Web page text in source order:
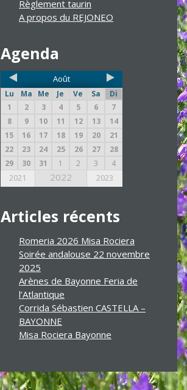
Règlement taurin
A propos du REJONEO
Agenda
Août
Lu Ma Me Je Ve Sa
Di
1
2 3 4 5 6
7
8
9 10 11 12 13
14
15
16 17 18 19 20
21
22
23 24 25 26 27
28
29
30 31 1 2 3 4
2021 2022 2023
Articles récents
Romeria 2026 Misa Rociera
Soirée andalouse 22 novembre
2025
Arènes de Bayonne Feria de
l’Atlantique
Corrida Sébastien CASTELLA –
BAYONNE
Misa Rociera Bayonne